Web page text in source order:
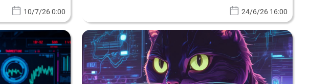
10/7/26 0:00 24/6/26 16:00